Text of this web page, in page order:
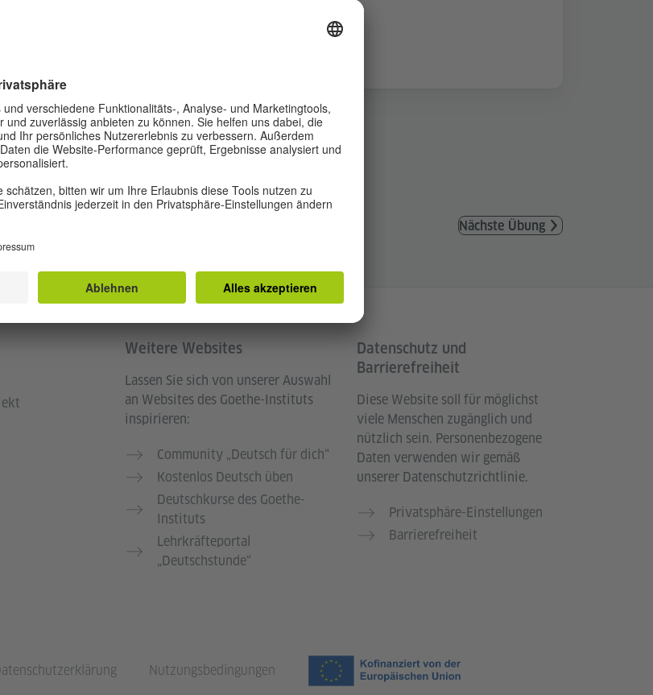
Nächste Übung
Weitere Websites
Lassen Sie sich von unserer Auswahl
an Websites des Goethe-Instituts
inspirieren:
Community „Deutsch für dich“
Kostenlos Deutsch üben
Deutschkurse des Goethe-
Instituts
Lehrkräfteportal
„Deutschstunde“
Datenschutz und
Barrierefreiheit
Diese Website soll für möglichst
viele Menschen zugänglich und
nützlich sein. Personenbezogene
Daten verwenden wir gemäß
unserer Datenschutzrichtlinie.
Privatsphäre-Einstellungen
Barrierefreiheit
Nutzungsbedingungen